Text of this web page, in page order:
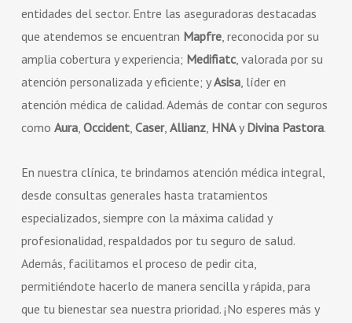
entidades del sector. Entre las aseguradoras destacadas
que atendemos se encuentran Mapfre, reconocida por su
amplia cobertura y experiencia; Medifiatc, valorada por su
atención personalizada y eficiente; yAsisa, líder en
atención médica de calidad. Además de contar con seguros
como Aura, Occident, Caser, Allianz, HNAy Divina Pastora.
En nuestra clínica, te brindamos atención médica integral,
desde consultas generales hasta tratamientos
especializados, siempre con la máxima calidad y
profesionalidad, respaldados por tu seguro de salud.
Además, facilitamos el proceso de pedir cita,
permitiéndote hacerlo de manera sencilla y rápida, para
que tu bienestar sea nuestra prioridad. ¡No esperes más y